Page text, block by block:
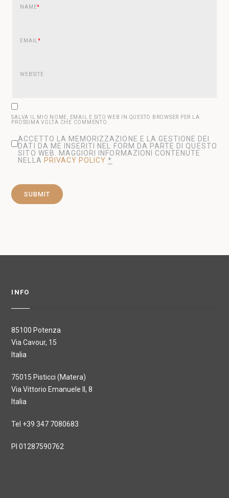
NAME*
EMAIL*
WEBSITE
SALVA IL MIO NOME, EMAIL E SITO WEB IN QUESTO BROWSER PER LA
PROSSIMA VOLTA CHE COMMENTO.
ACCETTO LA MEMORIZZAZIONE E LA GESTIONE DEI
DATI DA ME INSERITI NEL FORM DA PARTE DI QUESTO
SITO WEB. MAGGIORI INFORMAZIONI CONTENUTE
NELLA PRIVACY POLICY *
INFO
85100 Potenza
Via Cavour, 15
Italia
75015 Pisticci (Matera)
Via Vittorio Emanuele II, 8
Italia
Tel +39 347 7080683
PI 01287590762